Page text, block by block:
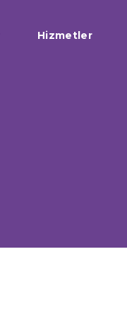
Hizmetler